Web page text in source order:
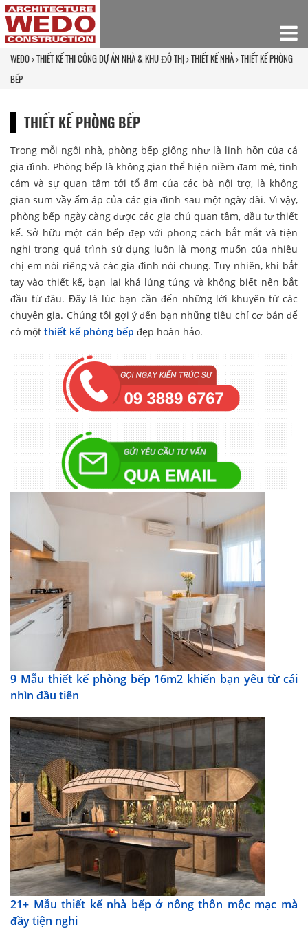
WEDO THIẾT KẾ THI CÔNG DỰ ÁN NHÀ & KHU ĐÔ THỊ THIẾT KẾ NHÀ THIẾT KẾ PHÒNG
BẾP
THIẾT KẾ PHÒNG BẾP
Trong mỗi ngôi nhà, phòng bếp giống như là linh hồn của cả
gia đình. Phòng bếp là không gian thể hiện niềm đam mê, tình
cảm và sự quan tâm tới tổ ấm của các bà nội trợ, là không
gian sum vầy ấm áp của các gia đình sau một ngày dài. Vì vậy,
phòng bếp ngày càng được các gia chủ quan tâm, đầu tư thiết
kế. Sở hữu một căn bếp đẹp với phong cách bắt mắt và tiện
nghi trong quá trình sử dụng luôn là mong muốn của nhiều
chị em nói riêng và các gia đình nói chung. Tuy nhiên, khi bắt
tay vào thiết kế, bạn lại khá lúng túng và không biết nên bắt
đầu từ đâu. Đây là lúc bạn cần đến những lời khuyên từ các
chuyên gia. Chúng tôi gợi ý đến bạn những tiêu chí cơ bản để
có một thiết kế phòng bếp đẹp hoàn hảo.
9 Mẫu thiết kế phòng bếp 16m2 khiến bạn yêu từ cái
nhìn đầu tiên
21+ Mẫu thiết kế nhà bếp ở nông thôn mộc mạc mà
đầy tiện nghi